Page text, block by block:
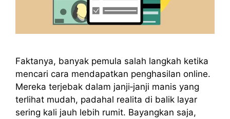
Faktanya, banyak pemula salah langkah ketika
mencari cara mendapatkan penghasilan online.
Mereka terjebak dalam janji‑janji manis yang
terlihat mudah, padahal realita di balik layar
sering kali jauh lebih rumit. Bayangkan saja,